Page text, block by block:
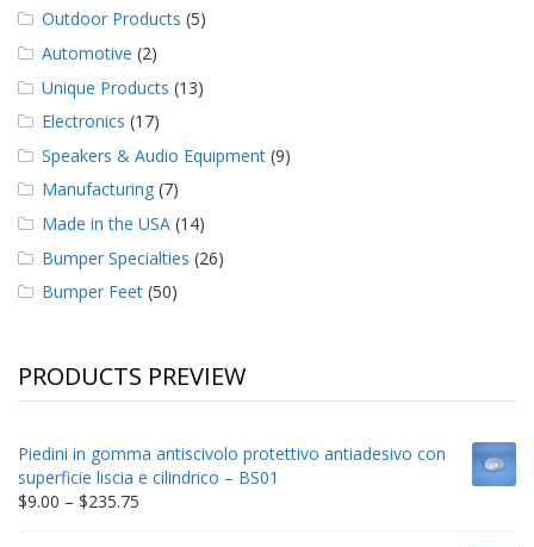
Outdoor Products (5)
Automotive (2)
Unique Products (13)
Electronics (17)
Speakers & Audio Equipment (9)
Manufacturing (7)
Made in the USA (14)
Bumper Specialties (26)
Bumper Feet (50)
PRODUCTS PREVIEW
Piedini in gomma antiscivolo protettivo antiadesivo con
superficie liscia e cilindrico – BS01
$9.00 – $235.75